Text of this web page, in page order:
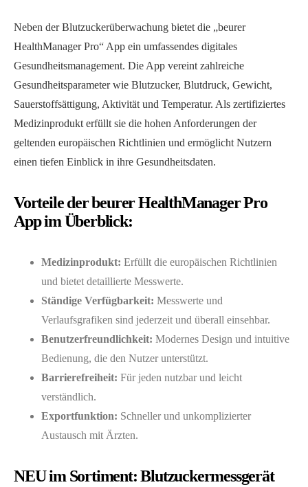
Neben der Blutzuckerüberwachung bietet die „beurer
HealthManager Pro“ App ein umfassendes digitales
Gesundheitsmanagement. Die App vereint zahlreiche
Gesundheitsparameter wie Blutzucker, Blutdruck, Gewicht,
Sauerstoffsättigung, Aktivität und Temperatur. Als zertifiziertes
Medizinprodukt erfüllt sie die hohen Anforderungen der
geltenden europäischen Richtlinien und ermöglicht Nutzern
einen tiefen Einblick in ihre Gesundheitsdaten.
Vorteile der beurer HealthManager Pro
App im Überblick:
Medizinprodukt: Erfüllt die europäischen Richtlinien
und bietet detaillierte Messwerte.
Ständige Verfügbarkeit: Messwerte und
Verlaufsgrafiken sind jederzeit und überall einsehbar.
Benutzerfreundlichkeit: Modernes Design und intuitive
Bedienung, die den Nutzer unterstützt.
Barrierefreiheit: Für jeden nutzbar und leicht
verständlich.
Exportfunktion: Schneller und unkomplizierter
Austausch mit Ärzten.
NEU im Sortiment: Blutzuckermessgerät